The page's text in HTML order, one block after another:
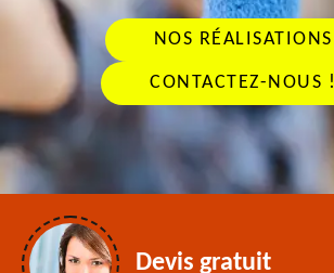
NOS RÉALISATIONS
CONTACTEZ-NOUS !
Devis gratuit